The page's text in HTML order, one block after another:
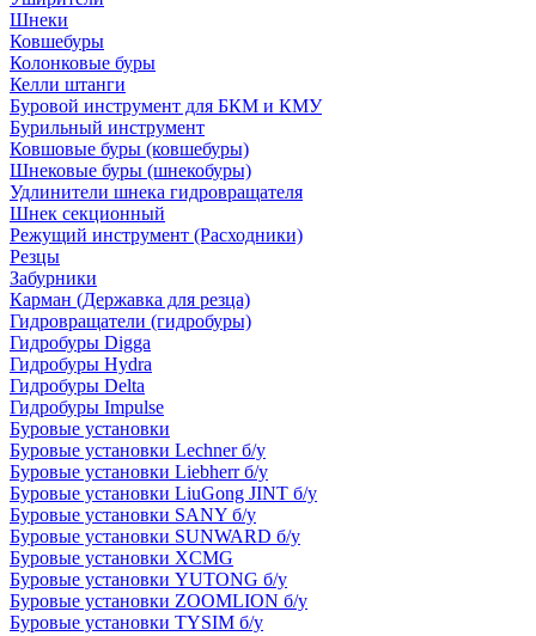
Шнеки
Ковшебуры
Колонковые буры
Келли штанги
Буровой инструмент для БКМ и КМУ
Бурильный инструмент
Ковшовые буры (ковшебуры)
Шнековые буры (шнекобуры)
Удлинители шнека гидровращателя
Шнек секционный
Режущий инструмент (Расходники)
Резцы
Забурники
Карман (Державка для резца)
Гидровращатели (гидробуры)
Гидробуры Digga
Гидробуры Hydra
Гидробуры Delta
Гидробуры Impulse
Буровые установки
Буровые установки Lechner б/у
Буровые установки Liebherr б/у
Буровые установки LiuGong JINT б/у
Буровые установки SANY б/у
Буровые установки SUNWARD б/у
Буровые установки XCMG
Буровые установки YUTONG б/у
Буровые установки ZOOMLION б/у
Буровые установки TYSIM б/у